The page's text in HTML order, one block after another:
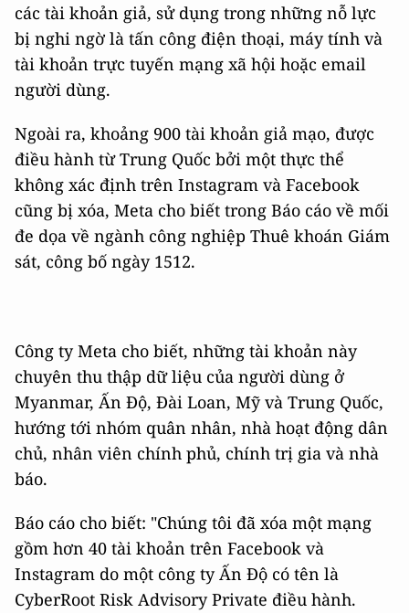
các tài khoản giả, sử dụng trong những nỗ lực
bị nghi ngờ là tấn công điện thoại, máy tính và
tài khoản trực tuyến mạng xã hội hoặc email
người dùng.
Ngoài ra, khoảng 900 tài khoản giả mạo, được
điều hành từ Trung Quốc bởi một thực thể
không xác định trên Instagram và Facebook
cũng bị xóa, Meta cho biết trong Báo cáo về mối
đe dọa về ngành công nghiệp Thuê khoán Giám
sát, công bố ngày 1512.
Công ty Meta cho biết, những tài khoản này
chuyên thu thập dữ liệu của người dùng ở
Myanmar, Ấn Độ, Đài Loan, Mỹ và Trung Quốc,
hướng tới nhóm quân nhân, nhà hoạt động dân
chủ, nhân viên chính phủ, chính trị gia và nhà
báo.
Báo cáo cho biết: "Chúng tôi đã xóa một mạng
gồm hơn 40 tài khoản trên Facebook và
Instagram do một công ty Ấn Độ có tên là
CyberRoot Risk Advisory Private điều hành.